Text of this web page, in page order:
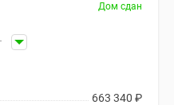
Дом сдан
663 340 ₽